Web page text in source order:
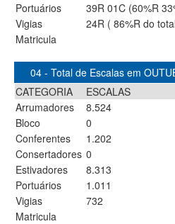
Portuários
39R 01C (60%R
Vigias
24R ( 86%R do
Matricula
04 - Total de Escalas em
CATEGORIA
ESCALAS
Arrumadores
8.524
Bloco
0
Conferentes
1.202
Consertadores 0
Estivadores
8.313
Portuários
1.011
Vigias
732
Matricula